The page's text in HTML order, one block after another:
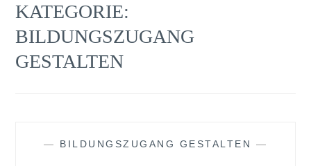
KATEGORIE:
BILDUNGSZUGANG
GESTALTEN
— BILDUNGSZUGANG GESTALTEN —